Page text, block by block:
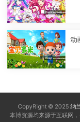
动
CopyRight © 2025 纳
本博资源均来源于互联网